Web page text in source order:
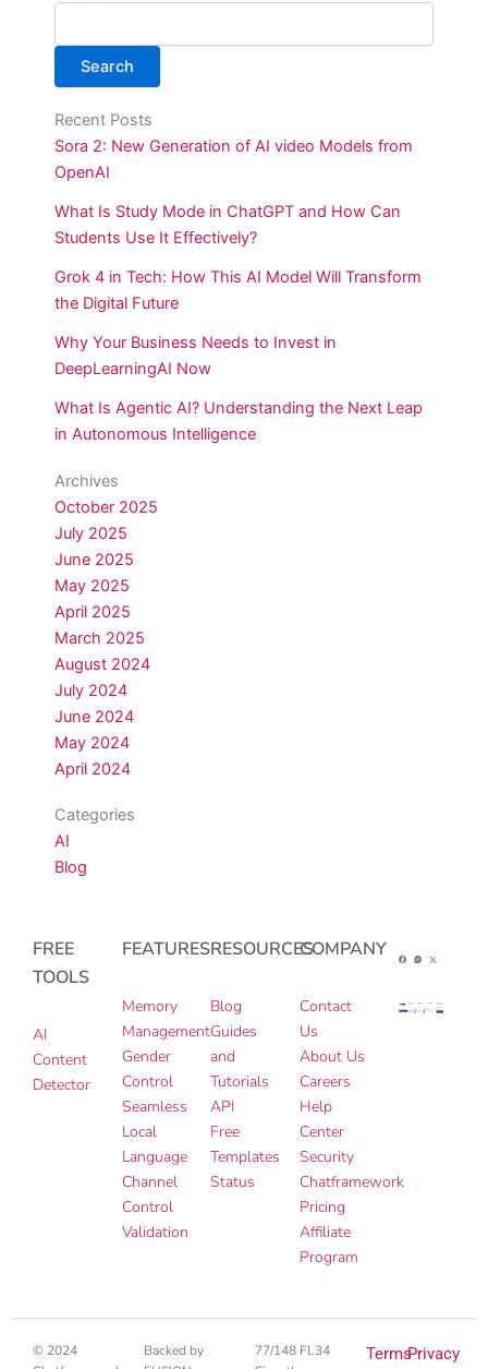
Search
Recent Posts
Sora 2: New Generation of AI video Models from
OpenAI
What Is Study Mode in ChatGPT and How Can
Students Use It Effectively?
Grok 4 in Tech: How This AI Model Will Transform
the Digital Future
Why Your Business Needs to Invest in
DeepLearningAI Now
What Is Agentic AI? Understanding the Next Leap
in Autonomous Intelligence
Archives
October 2025
July 2025
June 2025
May 2025
April 2025
March 2025
August 2024
July 2024
June 2024
May 2024
April 2024
Categories
AI
Blog
FREE
TOOLS
AI
Content
Detector
FEATURES
Memory
Management
Gender
Control
Seamless
Local
Language
Channel
Control
Validation
RESOURCES
Blog
Guides
and
Tutorials
API
Free
Templates
Status
COMPANY
Contact
Us
About Us
Careers
Help
Center
Security
Chatframework
Pricing
Affiliate
Program
© 2024
Backed by
77/148 Fl.34
TermsPrivacy